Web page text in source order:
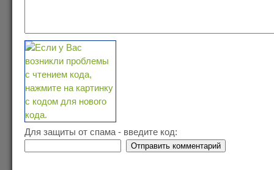
Для защиты от спама - введите код: